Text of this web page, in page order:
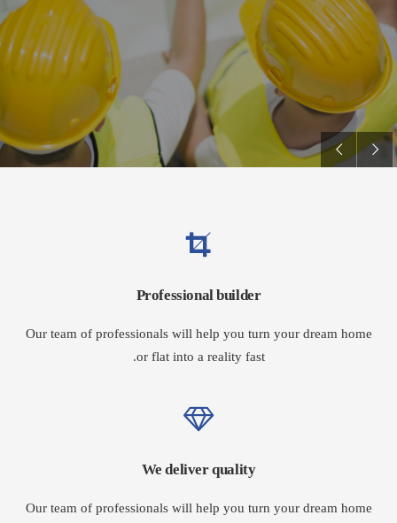
Professional builder
Our team of professionals will help you turn your dream home
or flat into a reality fast.
We deliver quality
Our team of professionals will help you turn your dream home